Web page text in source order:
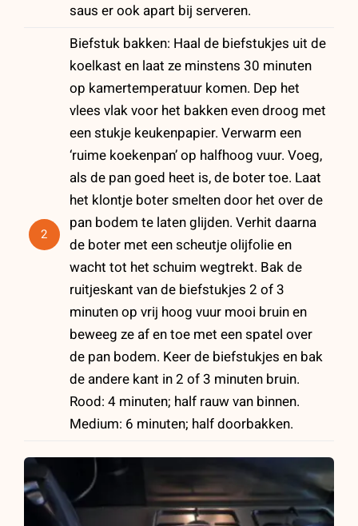
saus er ook apart bij serveren.
2
Biefstuk bakken: Haal de biefstukjes uit de
koelkast en laat ze minstens 30 minuten
op kamertemperatuur komen. Dep het
vlees vlak voor het bakken even droog met
een stukje keukenpapier. Verwarm een
‘ruime koekenpan’ op halfhoog vuur. Voeg,
als de pan goed heet is, de boter toe. Laat
het klontje boter smelten door het over de
pan bodem te laten glijden. Verhit daarna
de boter met een scheutje olijfolie en
wacht tot het schuim wegtrekt. Bak de
ruitjeskant van de biefstukjes 2 of 3
minuten op vrij hoog vuur mooi bruin en
beweeg ze af en toe met een spatel over
de pan bodem. Keer de biefstukjes en bak
de andere kant in 2 of 3 minuten bruin.
Rood: 4 minuten; half rauw van binnen.
Medium: 6 minuten; half doorbakken.